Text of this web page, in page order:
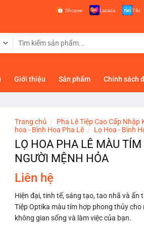
Shopee Lazada Tiki
Tìm
Giới thiệu Sản phẩm Chính sách
Trang chủ / Pha Lê Tiệp Cao Cấp Nhập
hoa - Bình Hoa Pha Lê / Lọ Hoa - Bình
LỌ HOA PHA LÊ MÀU
NGƯỜI MỆNH HỎA
Liên hệ
Hiện đại, tinh tế, sáng tạo, tao nhã và
Tiệp Optika màu tím hợp phong thủy
không gian sống và làm việc của bạn.